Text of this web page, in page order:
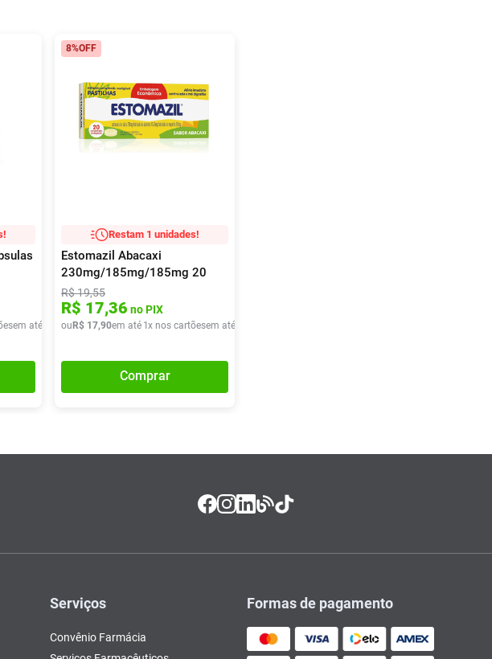
em até x deR$ 20,30
8%OFF
Restam 1 unidades!
Estomazil Abacaxi
230mg/185mg/185mg 20
Comprimidos Mastigáveis
R$19,55
R$ 17,36 no PIX
ou R$ 17,90em até 1x nos cartõesem até
Comprar
Serviços
Convênio Farmácia
Formas de pagamento